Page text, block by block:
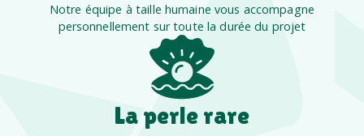
Notre équipe à taille humaine vous accompagne
personnellement sur toute la durée du projet
La perle rare